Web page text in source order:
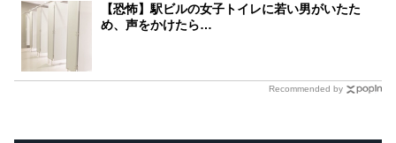
【恐怖】駅ビルの女子トイレに若い男がいたた
め、声をかけたら…
Recommended by